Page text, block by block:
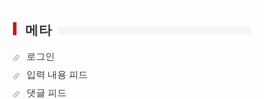
메타
로그인
입력 내용 피드
댓글 피드